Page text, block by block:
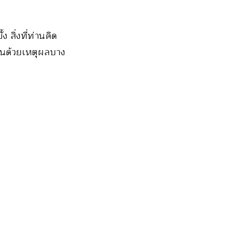
ง สิ่งที่ท่านคิด
ด้วยเหตุผลบาง